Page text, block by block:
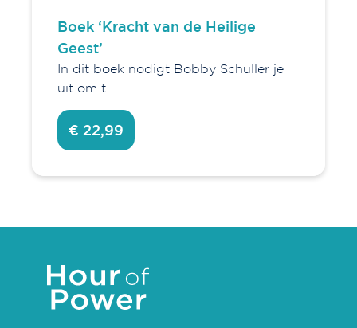
Boek ‘Kracht van de Heilige
Geest’
In dit boek nodigt Bobby Schuller je
uit om t…
€ 22,99